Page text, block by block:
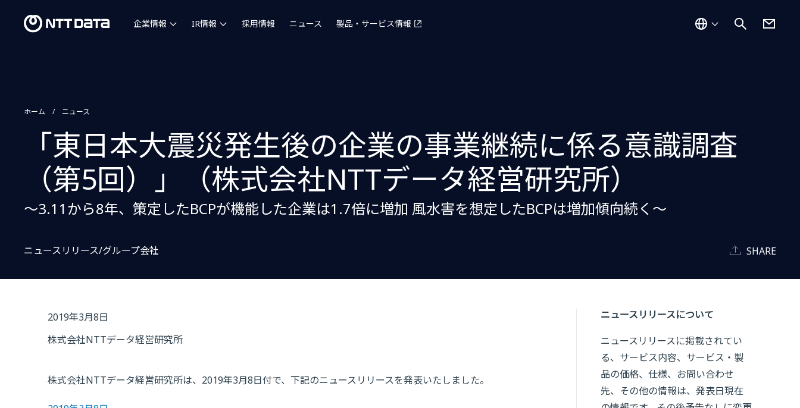
企業情報 IR情報 採用情報 ニュース 製品・サービス情報
ホーム ニュース
「東日本大震災発生後の企業の事業継続に係る意識調査
（第5回）」（株式会社NTTデータ経営研究所）
～3.11から8年、策定したBCPが機能した企業は1.7倍に増加 風水害を想定したBCPは増加傾向続く～
ニュースリリース/グループ会社 SHARE
2019年3月8日
株式会社NTTデータ経営研究所
株式会社NTTデータ経営研究所は、2019年3月8日付で、下記のニュースリリースを発表いたしました。
ニュースリリースについて
ニュースリリースに掲載されてい
る、サービス内容、サービス・製
品の価格、仕様、お問い合わせ
先、その他の情報は、発表日現在